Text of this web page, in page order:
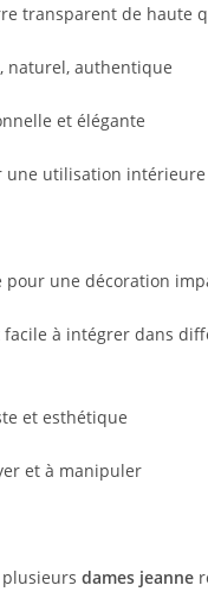
transparent de haute
naturel, authentique
et élégante
une utilisation
pour une décoration
facile à intégrer dans
et esthétique
et à manipuler
plusieursdames jeanne